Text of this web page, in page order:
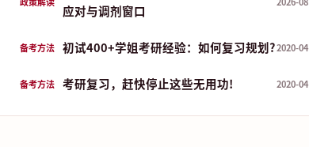
应对与调剂窗口
备考方法 初试400+学姐考研经验：如何复习规划?2020-04
备考方法 考研复习，赶快停止这些无用功! 2020-04